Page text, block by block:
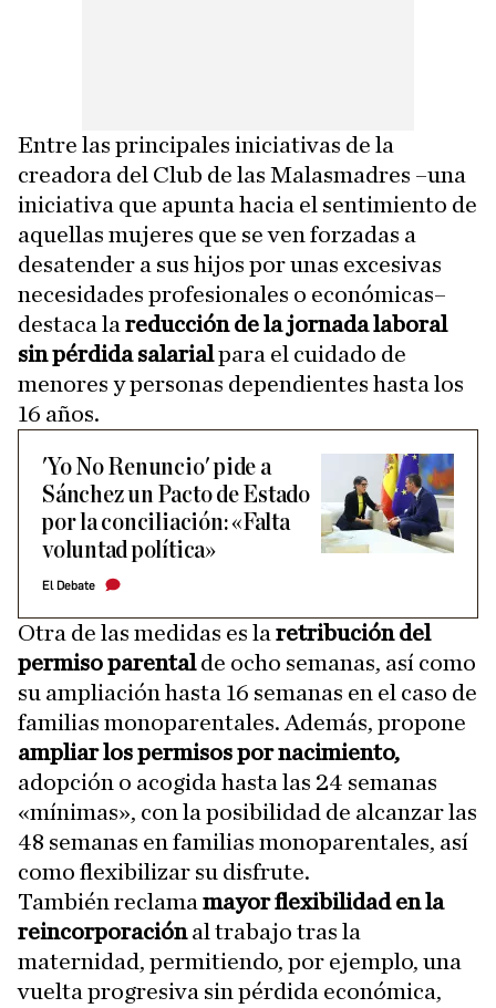
Entre las principales iniciativas de la
creadora del Club de las Malasmadres –una
iniciativa que apunta hacia el sentimiento de
aquellas mujeres que se ven forzadas a
desatender a sus hijos por unas excesivas
necesidades profesionales o económicas–
destaca la reducción de la jornada laboral
sin pérdida salarialpara el cuidado de
menores y personas dependientes hasta los
16 años.
'Yo No Renuncio' pide a
Sánchez un Pacto de Estado
por la conciliación: «Falta
voluntad política»
El Debate
Otra de las medidas es la retribución del
permiso parentalde ocho semanas, así como
su ampliación hasta 16 semanas en el caso de
familias monoparentales. Además, propone
ampliar los permisos por nacimiento,
adopción o acogida hasta las 24 semanas
«mínimas», con la posibilidad de alcanzar las
48 semanas en familias monoparentales, así
como flexibilizar su disfrute.
También reclama mayor flexibilidad en la
reincorporaciónal trabajo tras la
maternidad, permitiendo, por ejemplo, una
vuelta progresiva sin pérdida económica,